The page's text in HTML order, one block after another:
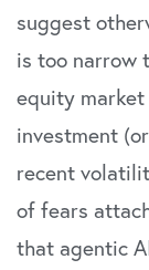
Vi bruger
annoncer, til
at analysere
din brug af
data med
de har
samtykker til
anvende vores
suggest
is too narrow
equity
investment
recent
of fears
that agentic